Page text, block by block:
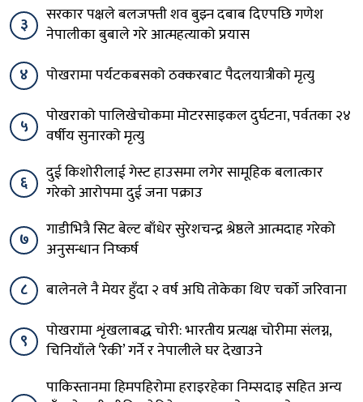
३
सरकार पक्षले बलजफ्ती शव बुझ्न दबाब दिएपछि गणेश
नेपालीका बुबाले गरे आत्महत्याको प्रयास
४
पोखरामा पर्यटकबसको ठक्करबाट पैदलयात्रीको मृत्यु
५
पोखराको पालिखेचोकमा मोटरसाइकल दुर्घटना, पर्वतका २४
वर्षीय सुनारको मृत्यु
६
दुई किशोरीलाई गेस्ट हाउसमा लगेर सामूहिक बलात्कार
गरेको आरोपमा दुई जना पक्राउ
७
गाडीभित्रै सिट बेल्ट बाँधेर सुरेशचन्द्र श्रेष्ठले आत्मदाह गरेको
अनुसन्धान निष्कर्ष
८
बालेनले नै मेयर हुँदा २ वर्ष अघि तोकेका थिए चर्को जरिवाना
९
पोखरामा शृंखलाबद्ध चोरी: भारतीय प्रत्यक्ष चोरीमा संलग्न,
चिनियाँले ‘रेकी’ गर्ने र नेपालीले घर देखाउने
पाकिस्तानमा हिमपहिरोमा हराइरहेका निम्सदाइ सहित अन्य